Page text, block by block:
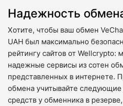
Надежность
Хотите, чтобы ваш обмен
UAH был максимально
рейтингу сайтов от
надежные сервисы из сотен
представленных в интернете.
обмена учитывайте следующие
средств у обменника в